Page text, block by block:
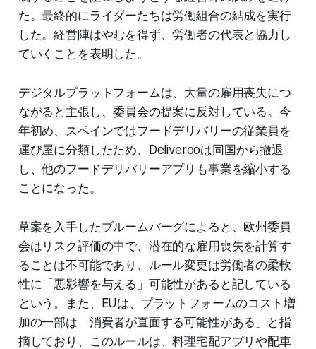
た。最終的にライダーたちは労働組合の結成を実行
した。経営陣はやむを得ず、労働者の代表と協力し
ていくことを表明した。
デジタルプラットフォームは、大量の雇用喪失につ
ながると主張し、委員会の提案に反対している。今
年初め、スペインではフードデリバリーの従業員を
運び屋に分類したため、Deliverooは同国から撤退
し、他のフードデリバリーアプリも事業を縮小する
ことになった。
草案を入手したブルームバーグによると、欧州委員
会はリスク評価の中で、潜在的な雇用喪失を計算す
ることは不可能であり、ルール変更は労働者の柔軟
性に「悪影響を与える」可能性があると記している
という。また、EUは、プラットフォームのコスト増
加の一部は「消費者が直面する可能性がある」と指
摘しており、このルールは、料理宅配アプリや配車